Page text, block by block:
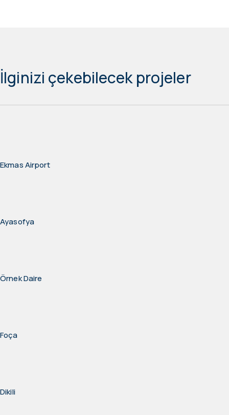
İlginizi çekebilecek projeler
Ekmas Airport
Ayasofya
Örnek Daire
Foça
Dikili